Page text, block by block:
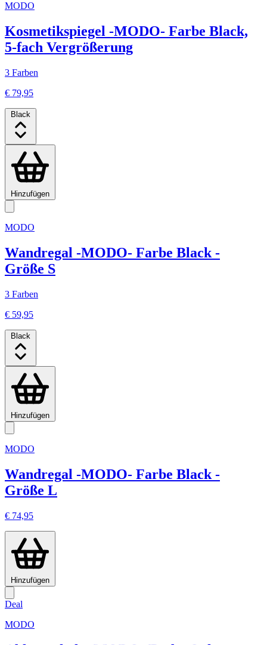
MODO
Kosmetikspiegel -MODO- Farbe Black,
5-fach Vergrößerung
3 Farben
€ 79,95
Black
Hinzufügen
MODO
Wandregal -MODO- Farbe Black -
Größe S
3 Farben
€ 59,95
Black
Hinzufügen
MODO
Wandregal -MODO- Farbe Black -
Größe L
€ 74,95
Hinzufügen
Deal
MODO